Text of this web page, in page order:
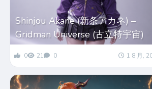
Shinjou Akane (新条アカネ) –
Gridman Universe (古立特宇宙)
0 21 0 1 8 月,